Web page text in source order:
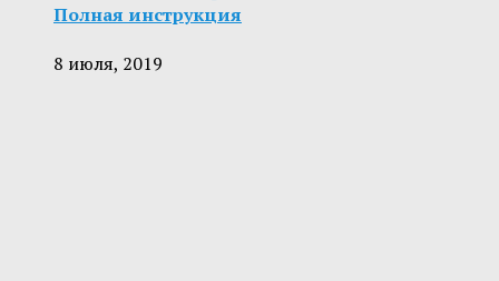
Полная инструкция
8 июля, 2019